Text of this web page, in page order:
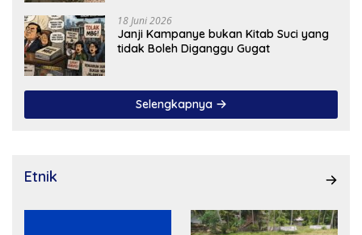
18 Juni 2026
Janji Kampanye bukan Kitab Suci yang
tidak Boleh Diganggu Gugat
Selengkapnya
Etnik